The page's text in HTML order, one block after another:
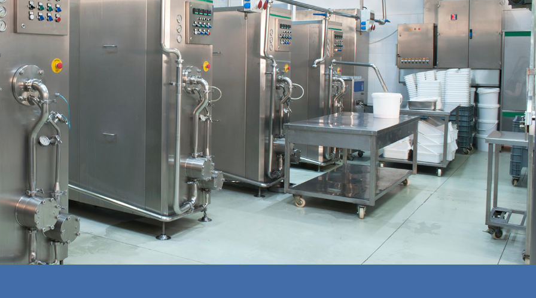
de la planta de producción para analizar el consumo del sistema de refrigeración
una gran inversión en elementos y estrategias de eficiencia energética. Sin embargo, debido a la alta
posibilidad de encontrar patrones anómalos de funcionamiento que puedan estar influyendo en el
en modelos de mezcla gaussiana para:
del sistema.
de consumo normal para detectar anomalías.
multidimensional para facilitar la visualización de variables.
como el que se muestra en la Figura 4, que muestra el consumo normal (Cluster 0 y 2) y el consumo
sido aislados y entregados al cliente para su análisis, con el fin de determinar qué ha causado este tipo